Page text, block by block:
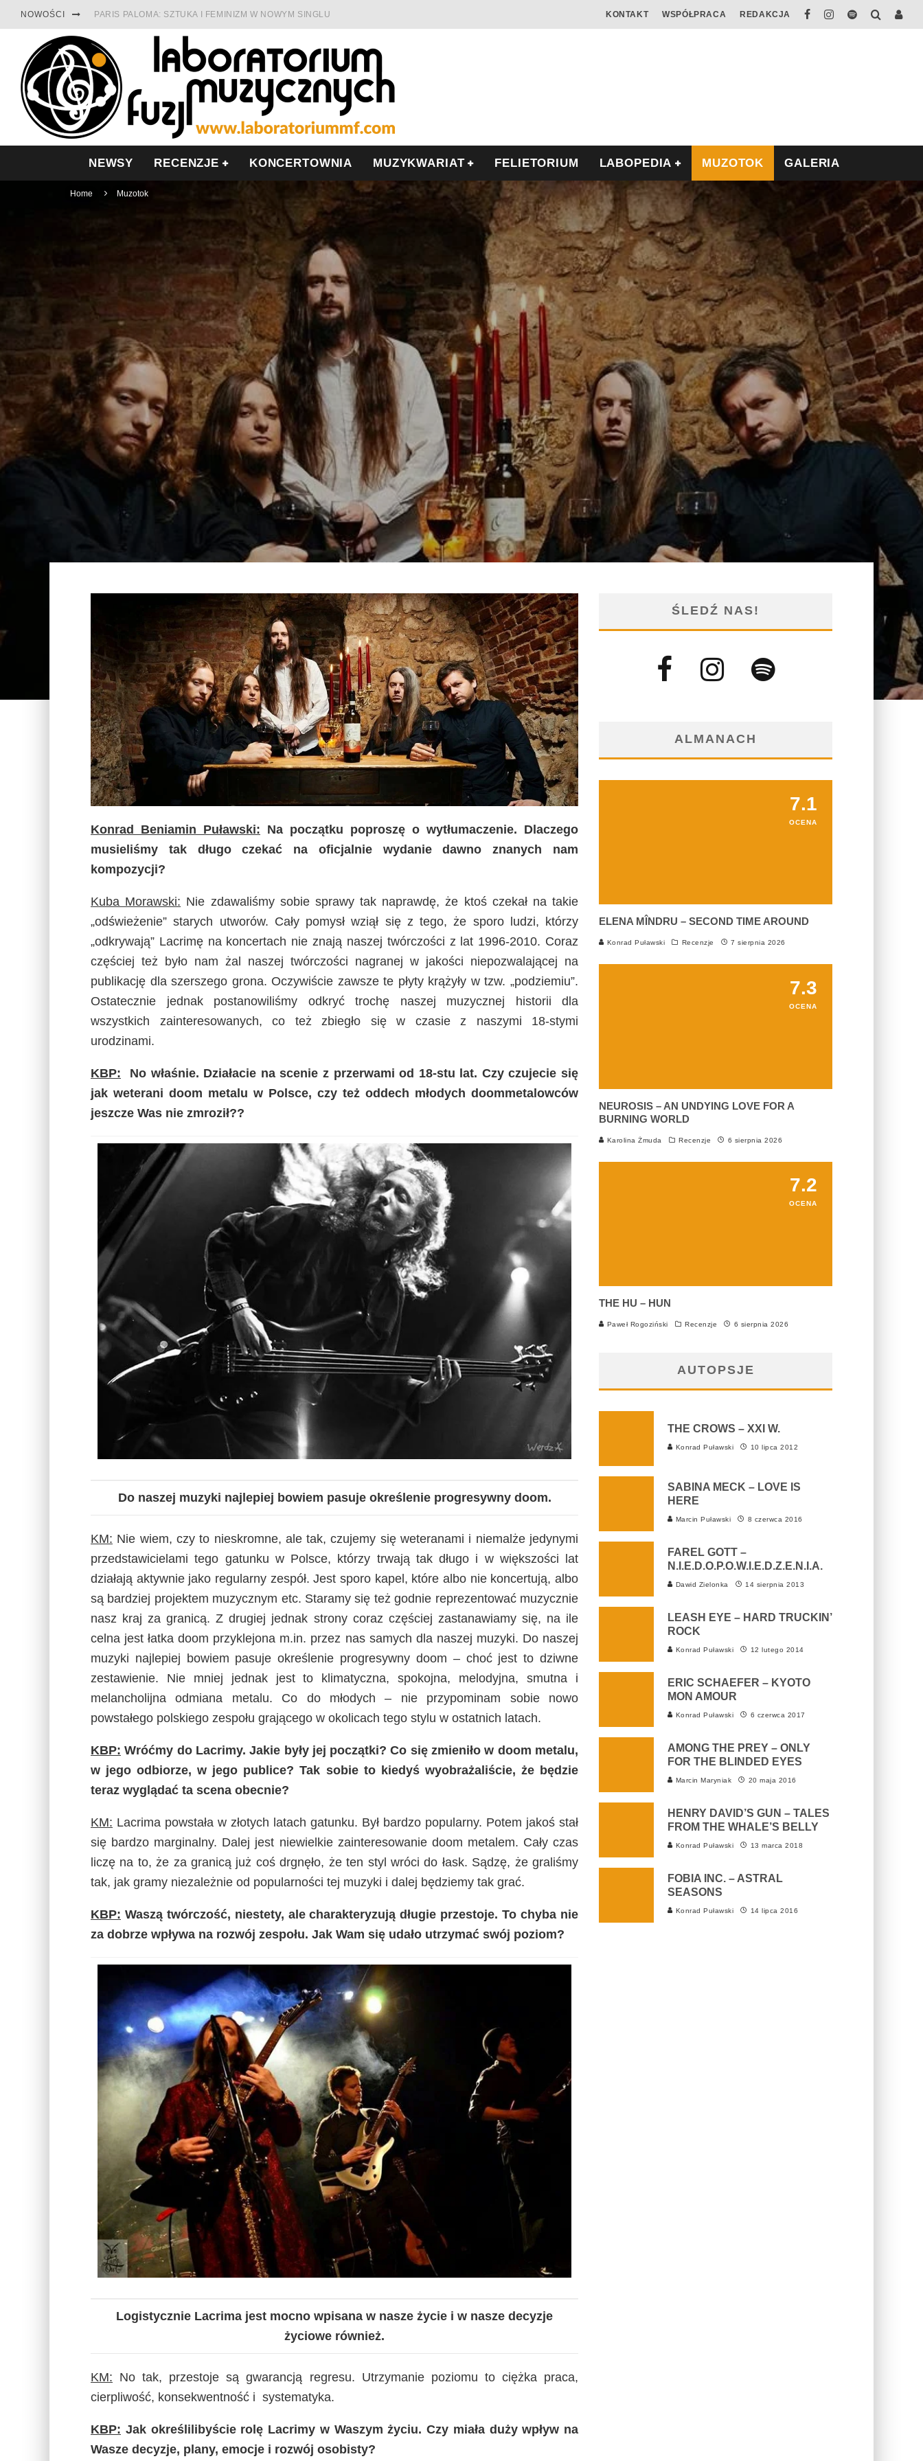
NOWOŚCI PARIS PALOMA: SZTUKA I FEMINIZM W NOWYM SINGLU
TABULA RASA Z SINGLEM DIAMENTY. SAMOTNOŚĆ I OPÓR
CINNAMON GUM MIĘDZY SOULEM A PAMIĘCIĄ
FRANCUSKI PROG METAL WEDŁUG DUALISIS
LESZEK KUŁAKOWSKI NAGRAŁ JAZZFONIĘ O POLSCE
KONTAKT WSPÓŁPRACA REDAKCJA
NEWSY RECENZJE KONCERTOWNIA MUZYKWARIAT FELIETORIUM LABOPEDIA MUZOTOK GALERIA
Home Muzotok
Konrad Beniamin Puławski: Na początku poproszę o wytłumaczenie. Dlaczego
musieliśmy tak długo czekać na oficjalnie wydanie dawno znanych nam
kompozycji?
Kuba Morawski: Nie zdawaliśmy sobie sprawy tak naprawdę, że ktoś czekał na takie
„odświeżenie” starych utworów. Cały pomysł wziął się z tego, że sporo ludzi, którzy
„odkrywają” Lacrimę na koncertach nie znają naszej twórczości z lat 1996-2010. Coraz
częściej też było nam żal naszej twórczości nagranej w jakości niepozwalającej na
publikację dla szerszego grona. Oczywiście zawsze te płyty krążyły w tzw. „podziemiu”.
Ostatecznie jednak postanowiliśmy odkryć trochę naszej muzycznej historii dla
wszystkich zainteresowanych, co też zbiegło się w czasie z naszymi 18-stymi
urodzinami.
KBP: No właśnie. Działacie na scenie z przerwamiod 18-stu lat. Czy czujecie się
jak weterani doom metalu w Polsce, czy też oddech młodych doommetalowców
jeszcze Was nie zmroził??
Do naszej muzyki najlepiej bowiem pasuje określenie progresywny doom.
KM: Nie wiem, czy to nieskromne, ale tak, czujemy się weteranami i niemalże jedynymi
przedstawicielami tego gatunku w Polsce, którzy trwają tak długo i w większości lat
działają aktywnie jako regularny zespół. Jest sporo kapel, które albo nie koncertują, albo
są bardziej projektem muzycznym etc. Staramy się też godnie reprezentować muzycznie
nasz kraj za granicą. Z drugiej jednak strony coraz częściej zastanawiamy się, na ile
celna jest łatka doom przyklejona m.in. przez nas samych dla naszej muzyki. Do naszej
muzyki najlepiej bowiem pasuje określenie progresywny doom – choć jest to dziwne
zestawienie. Nie mniej jednak jest to klimatyczna, spokojna, melodyjna, smutna i
melancholijna odmiana metalu. Co do młodych – nie przypominam sobie nowo
powstałego polskiego zespołu grającego w okolicach tego stylu w ostatnich latach.
KBP: Wróćmy do Lacrimy. Jakie były jej początki? Co się zmieniło w doom metalu,
w jego odbiorze, w jego publice? Tak sobie to kiedyś wyobrażaliście, że będzie
teraz wyglądać ta scena obecnie?
KM: Lacrima powstała w złotych latach gatunku. Był bardzo popularny. Potem jakoś stał
się bardzo marginalny. Dalej jest niewielkie zainteresowanie doom metalem. Cały czas
liczę na to, że za granicą już coś drgnęło, że ten styl wróci do łask. Sądzę, że graliśmy
tak, jak gramy niezależnie od popularności tej muzyki i dalej będziemy tak grać.
KBP: Waszą twórczość, niestety, ale charakteryzują długie przestoje. To chyba nie
za dobrze wpływa na rozwój zespołu. Jak Wam się udało utrzymać swój poziom?
Logistycznie Lacrima jest mocno wpisana w nasze życie i w nasze decyzje
życiowe również.
KM: No tak, przestoje są gwarancją regresu. Utrzymanie poziomu to ciężka praca,
cierpliwość, konsekwentność i systematyka.
KBP: Jak określilibyście rolę Lacrimy w Waszym życiu. Czy miała duży wpływ na
Wasze decyzje, plany, emocje i rozwój osobisty?
ŚLEDŹ NAS!
ALMANACH
7.1
OCENA
ELENA MÎNDRU – SECOND TIME AROUND
Konrad Puławski Recenzje 7 sierpnia 2026
7.3
OCENA
NEUROSIS – AN UNDYING LOVE FOR A
BURNING WORLD
Karolina Żmuda Recenzje 6 sierpnia 2026
7.2
OCENA
THE HU – HUN
Paweł Rogoziński Recenzje 6 sierpnia 2026
AUTOPSJE
THE CROWS – XXI W.
Konrad Puławski 10 lipca 2012
SABINA MECK – LOVE IS
HERE
Marcin Puławski 8 czerwca 2016
FAREL GOTT –
N.I.E.D.O.P.O.W.I.E.D.Z.E.N.I.A.
Dawid Zielonka 14 sierpnia 2013
LEASH EYE – HARD TRUCKIN’
ROCK
Konrad Puławski 12 lutego 2014
ERIC SCHAEFER – KYOTO
MON AMOUR
Konrad Puławski 6 czerwca 2017
AMONG THE PREY – ONLY
FOR THE BLINDED EYES
Marcin Maryniak 20 maja 2016
HENRY DAVID’S GUN – TALES
FROM THE WHALE’S BELLY
Konrad Puławski 13 marca 2018
FOBIA INC. – ASTRAL
SEASONS
Konrad Puławski 14 lipca 2016